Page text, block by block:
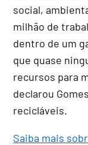
social,
milhão de
dentro de um
que quase
recursos para
declarou
recicláveis.
Saiba mais